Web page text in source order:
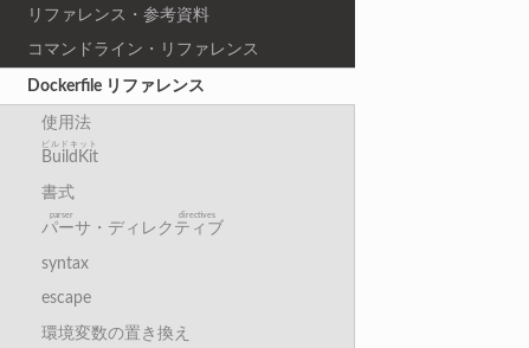
リファレンス・参考資料
コマンドライン・リファレンス
Dockerfile リファレンス
使用法
BuildKit
ビルドキット
書式
パーサ・ディレクティブ
parser directives
syntax
escape
環境変数の置き換え